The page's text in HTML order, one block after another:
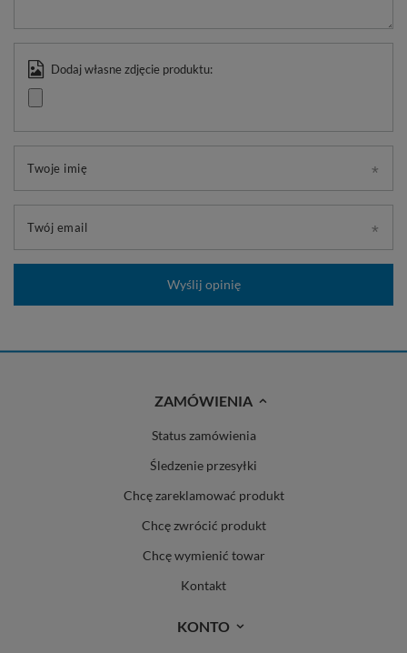
Dodaj własne zdjęcie produktu:
Twoje imię
Twój email
Wyślij opinię
ZAMÓWIENIA
Status zamówienia
Śledzenie przesyłki
Chcę zareklamować produkt
Chcę zwrócić produkt
Chcę wymienić towar
Kontakt
KONTO